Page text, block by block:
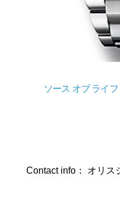
ソース オブ ライ
Contact info： オリ